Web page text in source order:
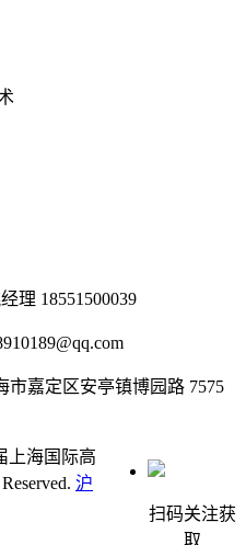
理 18551500039
嘉定区安亭镇博园路 7575
扫码关注获
取
上海国际高
沪